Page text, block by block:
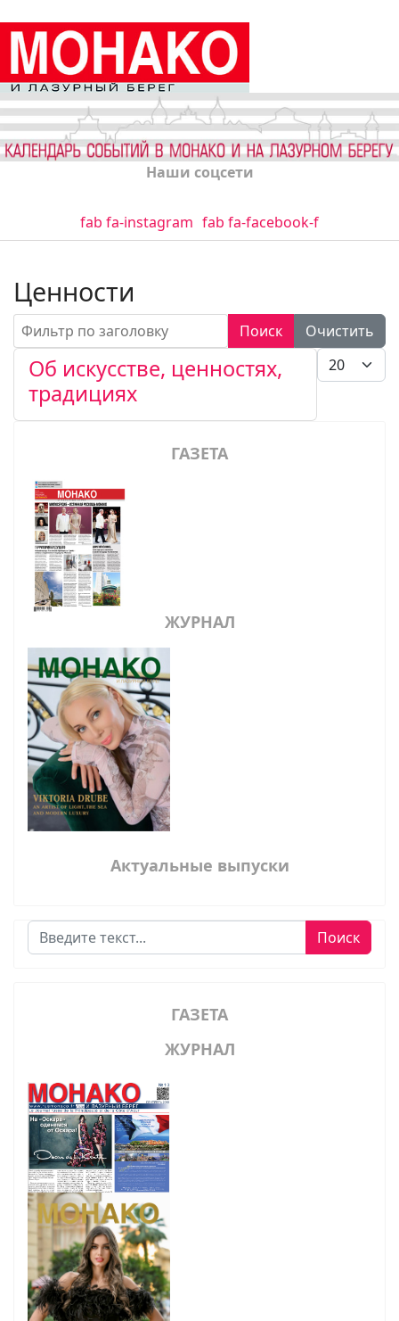
Наши соцсети
fab fa-instagram fab fa-facebook-f
Ценности
Фильтр по заголовку Поиск
Очистить
Кол-во
Об искусстве, ценностях,
традициях
ГАЗЕТА
ЖУРНАЛ
Актуальные выпуски
Поиск Поиск
ГАЗЕТА
ЖУРНАЛ